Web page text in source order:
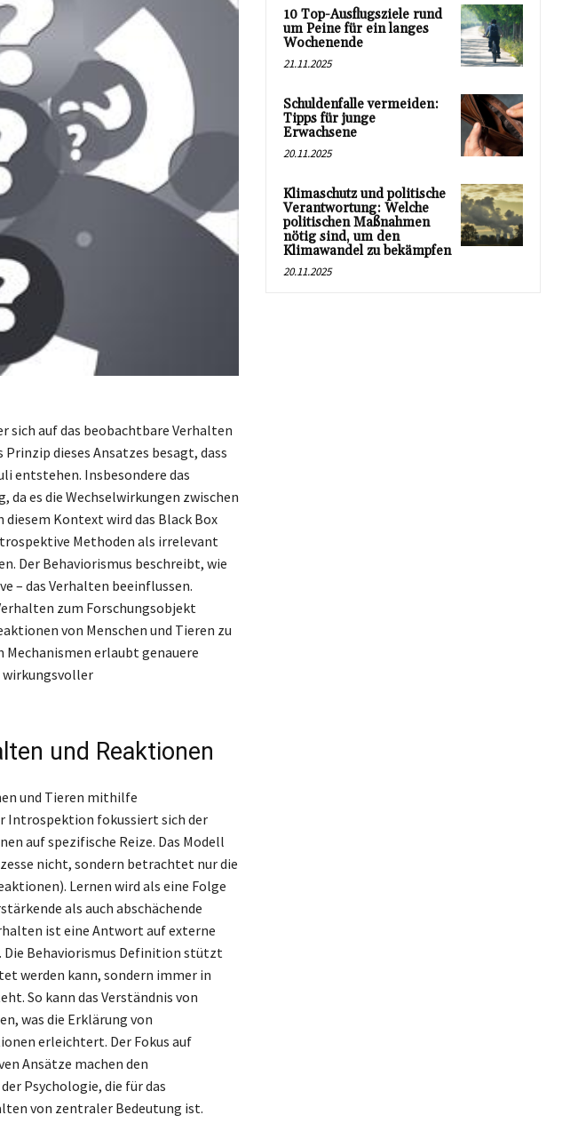
sich auf das beobachtbare Verhalten
dieses Ansatzes besagt, dass
entstehen. Insbesondere das
es die Wechselwirkungen zwischen
Kontext wird das Black Box
Methoden als irrelevant
Der Behaviorismus beschreibt, wie
– das Verhalten beeinflussen.
zum Forschungsobjekt
von Menschen und Tieren zu
Mechanismen erlaubt genauere
wirkungsvoller
und Reaktionen
und Tieren mithilfe
Introspektion fokussiert sich der
auf spezifische Reize. Das Modell
nicht, sondern betrachtet nur die
Lernen wird als eine Folge
als auch abschächende
ist eine Antwort auf externe
Die Behaviorismus Definition stützt
werden kann, sondern immer in
So kann das Verständnis von
was die Erklärung von
erleichtert. Der Fokus auf
Ansätze machen den
Psychologie, die für das
von zentraler Bedeutung ist.
10 Top-Ausflugsziele rund
um Peine für ein langes
Wochenende
21.11.2025
Schuldenfalle vermeiden:
Tipps für junge
Erwachsene
20.11.2025
Klimaschutz und politische
Verantwortung: Welche
politischen Maßnahmen
nötig sind, um den
Klimawandel zu bekämpfen
20.11.2025